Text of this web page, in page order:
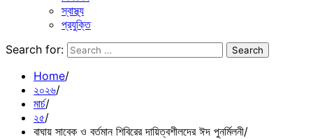
স্বাস্থ্য
প্রযুক্তি
Search for:
Home
২০২৬
মার্চ
২৫
বাঘায় সাবেক ও বর্তমান শিবিরের দায়িত্বশীলদের ঈদ পুনর্মিলনী